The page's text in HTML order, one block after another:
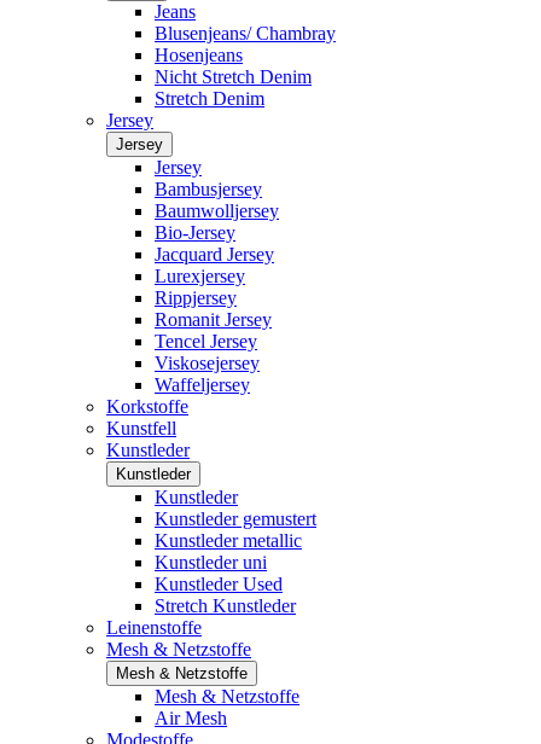
Jeans
Blusenjeans/ Chambray
Hosenjeans
Nicht Stretch Denim
Stretch Denim
Jersey
Jersey
Jersey
Bambusjersey
Baumwolljersey
Bio-Jersey
Jacquard Jersey
Lurexjersey
Rippjersey
Romanit Jersey
Tencel Jersey
Viskosejersey
Waffeljersey
Korkstoffe
Kunstfell
Kunstleder
Kunstleder
Kunstleder
Kunstleder gemustert
Kunstleder metallic
Kunstleder uni
Kunstleder Used
Stretch Kunstleder
Leinenstoffe
Mesh & Netzstoffe
Mesh & Netzstoffe
Mesh & Netzstoffe
Air Mesh
Modestoffe